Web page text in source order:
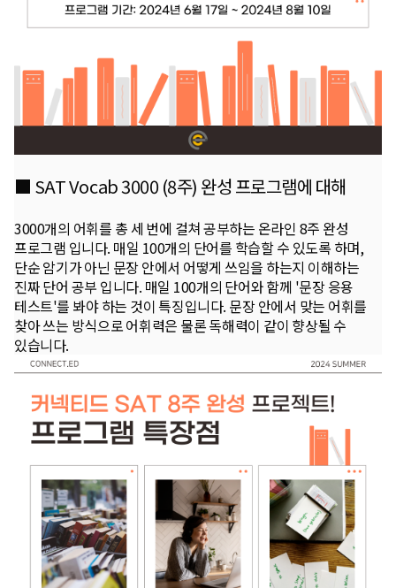
■ SAT Vocab 3000 (8주) 완성 프로그램에 대해
3000개의 어휘를 총 세 번에 걸쳐 공부하는 온라인 8주 완성
프로그램 입니다. 매일 100개의 단어를 학습할 수 있도록 하며,
단순 암기가 아닌 문장 안에서 어떻게 쓰임을 하는지 이해하는
진짜 단어 공부 입니다. 매일 100개의 단어와 함께 '문장 응용
테스트'를 봐야 하는 것이 특징입니다. 문장 안에서 맞는 어휘를
찾아 쓰는 방식으로 어휘력은 물론 독해력이 같이 향상될 수
있습니다.